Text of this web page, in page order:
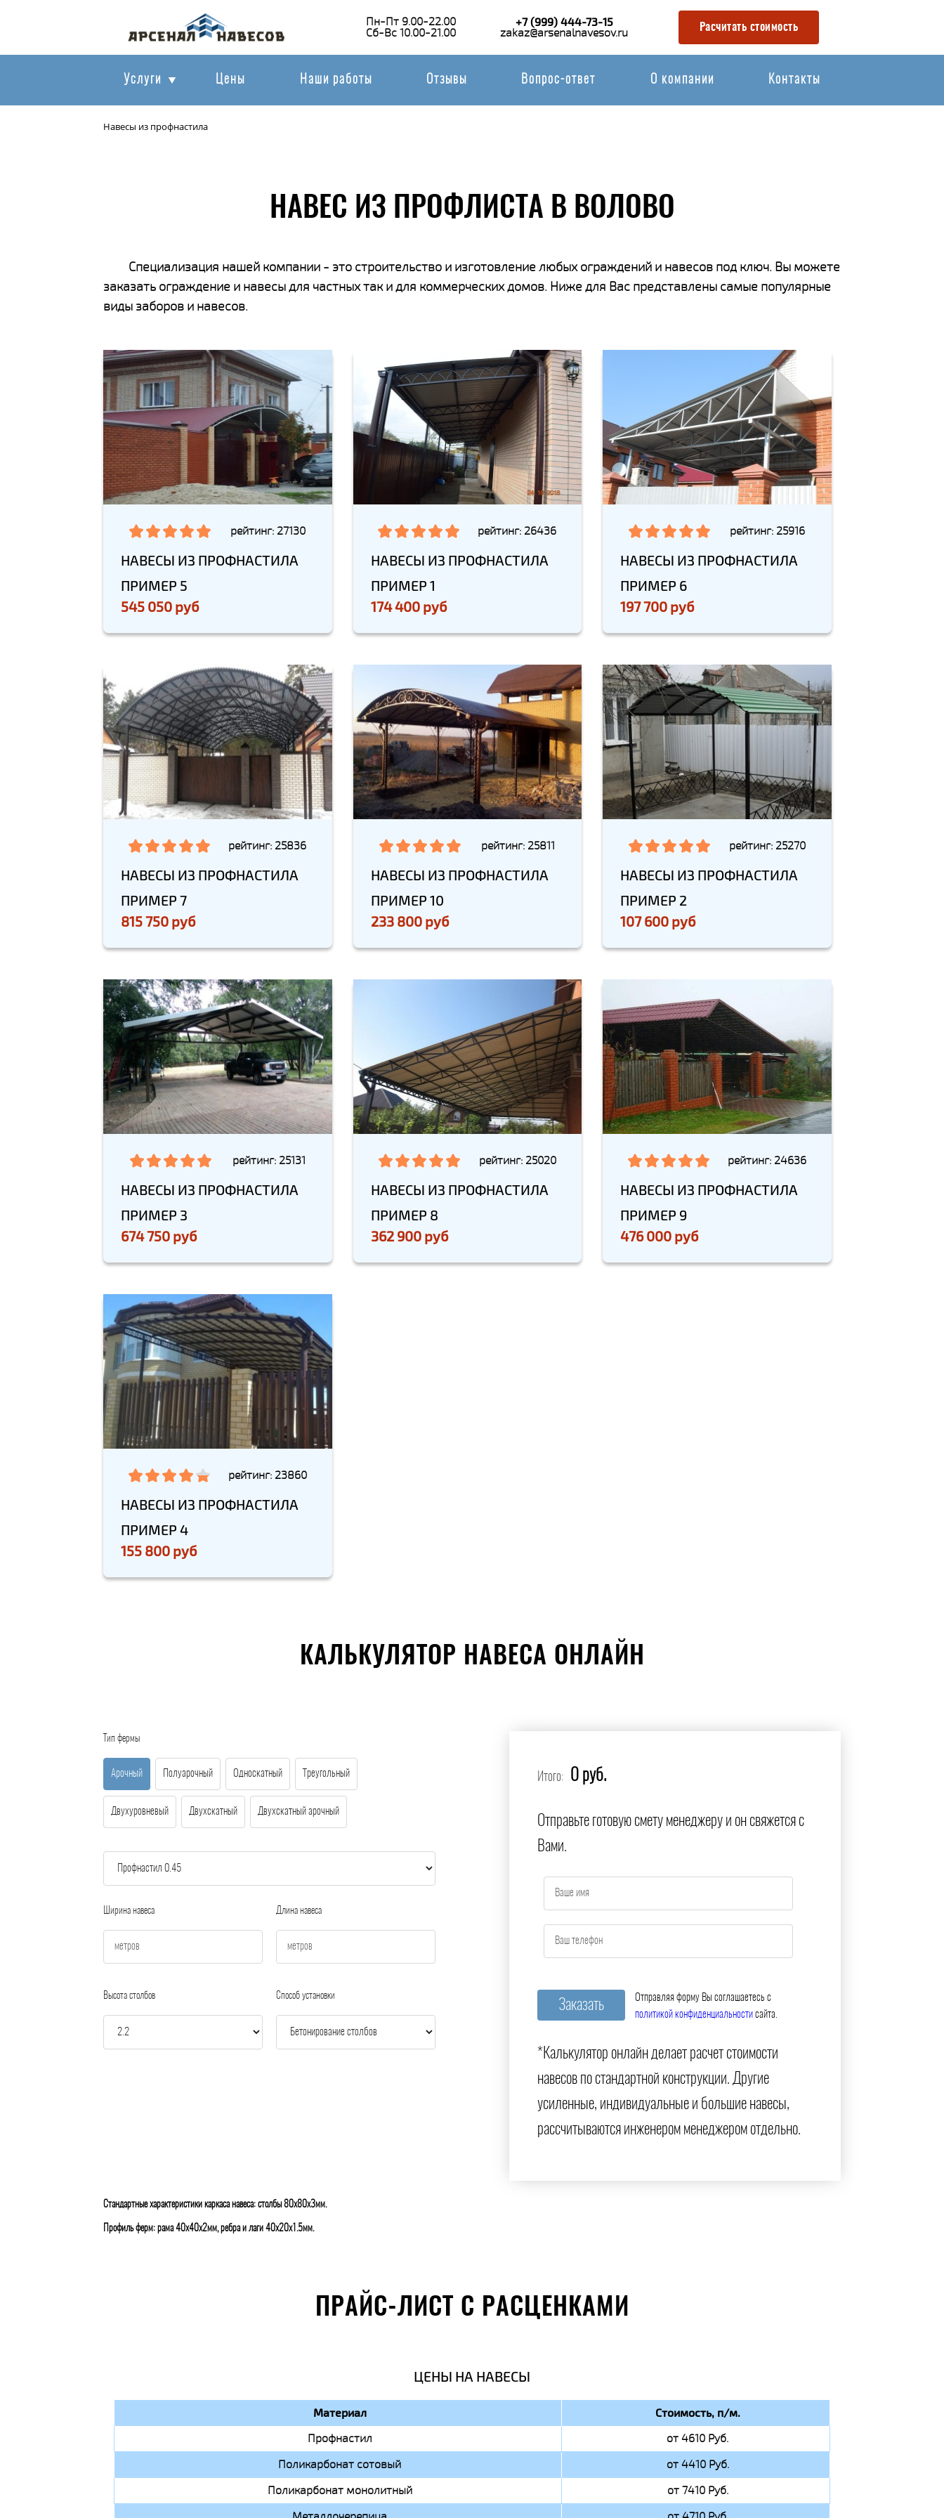
Пн-Пт 9.00-22.00
Сб-Вс 10.00-21.00
+7 (999) 444-73-15
zakaz@arsenalnavesov.ru Расчитать стоимость
Услуги Цены Наши работы Отзывы Вопрос-ответ О компании Контакты
Навесы из профнастила
НАВЕС ИЗ ПРОФЛИСТА В ВОЛОВО
Специализация нашей компании - это строительство и изготовление любых ограждений и навесов под ключ. Вы можете
заказать ограждение и навесы для частных так и для коммерческих домов. Ниже для Вас представлены самые популярные
виды заборов и навесов.
рейтинг: 27130
НАВЕСЫ ИЗ ПРОФНАСТИЛА
ПРИМЕР 5
545 050 руб
рейтинг: 26436
НАВЕСЫ ИЗ ПРОФНАСТИЛА
ПРИМЕР 1
174 400 руб
рейтинг: 25916
НАВЕСЫ ИЗ ПРОФНАСТИЛА
ПРИМЕР 6
197 700 руб
рейтинг: 25836
НАВЕСЫ ИЗ ПРОФНАСТИЛА
ПРИМЕР 7
815 750 руб
рейтинг: 25811
НАВЕСЫ ИЗ ПРОФНАСТИЛА
ПРИМЕР 10
233 800 руб
рейтинг: 25270
НАВЕСЫ ИЗ ПРОФНАСТИЛА
ПРИМЕР 2
107 600 руб
рейтинг: 25131
НАВЕСЫ ИЗ ПРОФНАСТИЛА
ПРИМЕР 3
674 750 руб
рейтинг: 25020
НАВЕСЫ ИЗ ПРОФНАСТИЛА
ПРИМЕР 8
362 900 руб
рейтинг: 24636
НАВЕСЫ ИЗ ПРОФНАСТИЛА
ПРИМЕР 9
476 000 руб
рейтинг: 23860
НАВЕСЫ ИЗ ПРОФНАСТИЛА
ПРИМЕР 4
155 800 руб
КАЛЬКУЛЯТОР НАВЕСА ОНЛАЙН
Тип фермы
Арочный Полуарочный Односкатный Треугольный
Двухуровневый Двухскатный Двухскатный арочный
Ширина навеса Длина навеса
Высота столбов Способ установки
Итого: 0 руб.
Отправьте готовую смету менеджеру и он свяжется с
Вами.
Отправляя форму Вы соглашаетесь с
политикой конфиденциальностисайта.
*Калькулятор онлайн делает расчет стоимости
навесов по стандартной конструкции. Другие
усиленные, индивидуальные и большие навесы,
рассчитываются инженером менеджером отдельно.
Стандартные характеристики каркаса навеса: столбы 80х80х3мм.
Профиль ферм: рама 40х40х2мм, ребра и лаги 40х20х1.5мм.
ПРАЙС-ЛИСТ С РАСЦЕНКАМИ
ЦЕНЫ НА НАВЕСЫ
Материал Стоимость, п/м.
Профнастил
от 4610 Руб.
Поликарбонат сотовый
от 4410 Руб.
Поликарбонат монолитный
от 7410 Руб.